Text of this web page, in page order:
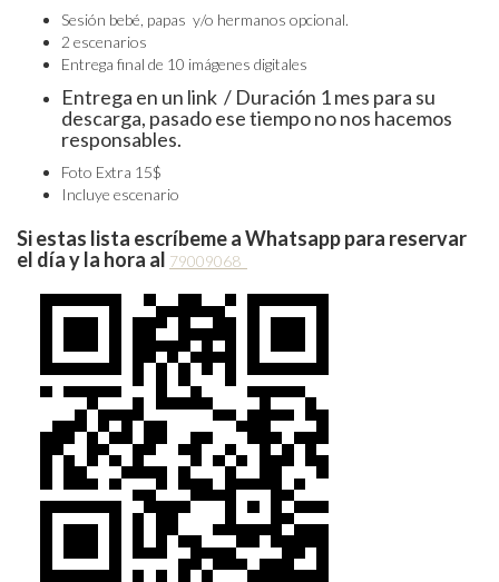
Sesión bebé, papas y/o hermanos opcional.
2 escenarios
Entrega final de 10 imágenes digitales
Entrega en un link / Duración 1 mes para su
descarga, pasado ese tiempo no nos hacemos
responsables.
Foto Extra 15$
Incluye escenario
Si estas lista escríbeme a Whatsapp para reservar
el día y la hora al 79009068